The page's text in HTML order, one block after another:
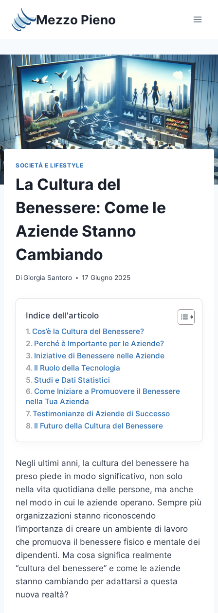
contenuto
Mezzo Pieno
SOCIETÀ E LIFESTYLE
La Cultura del
Benessere: Come le
Aziende Stanno
Cambiando
DiGiorgia Santoro 17 Giugno 2025
Indice dell'articolo
Cos’è la Cultura del Benessere?
Perché è Importante per le Aziende?
Iniziative di Benessere nelle Aziende
Il Ruolo della Tecnologia
Studi e Dati Statistici
Come Iniziare a Promuovere il Benessere
nella Tua Azienda
Testimonianze di Aziende di Successo
Il Futuro della Cultura del Benessere
Negli ultimi anni, la cultura del benessere ha
preso piede in modo significativo, non solo
nella vita quotidiana delle persone, ma anche
nel modo in cui le aziende operano. Sempre più
organizzazioni stanno riconoscendo
l’importanza di creare un ambiente di lavoro
che promuova il benessere fisico e mentale dei
dipendenti. Ma cosa significa realmente
“cultura del benessere” e come le aziende
stanno cambiando per adattarsi a questa
nuova realtà?